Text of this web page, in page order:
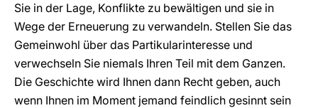
Sie in der Lage, Konflikte zu bewältigen und sie in
Wege der Erneuerung zu verwandeln. Stellen Sie das
Gemeinwohl über das Partikularinteresse und
verwechseln Sie niemals Ihren Teil mit dem Ganzen.
Die Geschichte wird Ihnen dann Recht geben, auch
wenn Ihnen im Moment jemand feindlich gesinnt sein